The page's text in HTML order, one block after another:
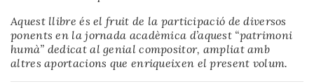
Aquest llibre és el fruit de la participació de diversos
ponents en la jornada acadèmica d’aquest “patrimoni
humà” dedicat al genial compositor, ampliat amb
altres aportacions que enriqueixen el present volum.